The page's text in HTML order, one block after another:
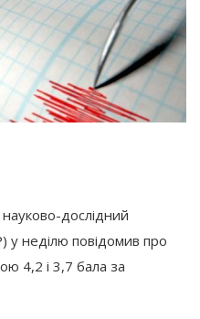
дослідний
у неділю повідомив про
4,2 і 3,7 бала за